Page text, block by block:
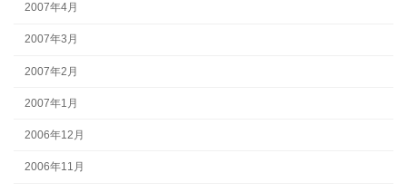
2007年4月
2007年3月
2007年2月
2007年1月
2006年12月
2006年11月